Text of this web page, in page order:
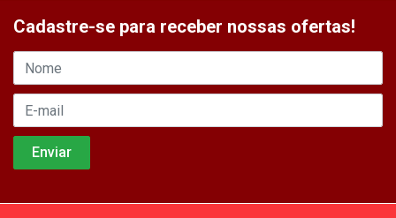
Cadastre-se para receber nossas ofertas!